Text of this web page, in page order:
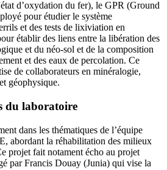
d’oxydation du fer), le GPR (Ground
pour étudier le système
et des tests de lixiviation en
établir des liens entre la libération des
et du néo-sol et de la composition
et des eaux de percolation. Ce
de collaborateurs en minéralogie,
géophysique.
du laboratoire
dans les thématiques de l’équipe
abordant la réhabilitation des milieux
projet fait notament écho au projet
par Francis Douay (Junia) qui vise la